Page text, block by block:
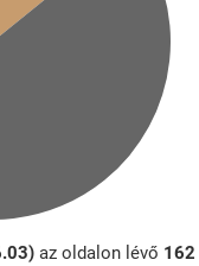
az oldalon lévő 162